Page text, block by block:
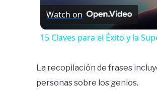
Watch on
15 Claves para el Éxito y la
La recopilación de frases
personas sobre los genios.